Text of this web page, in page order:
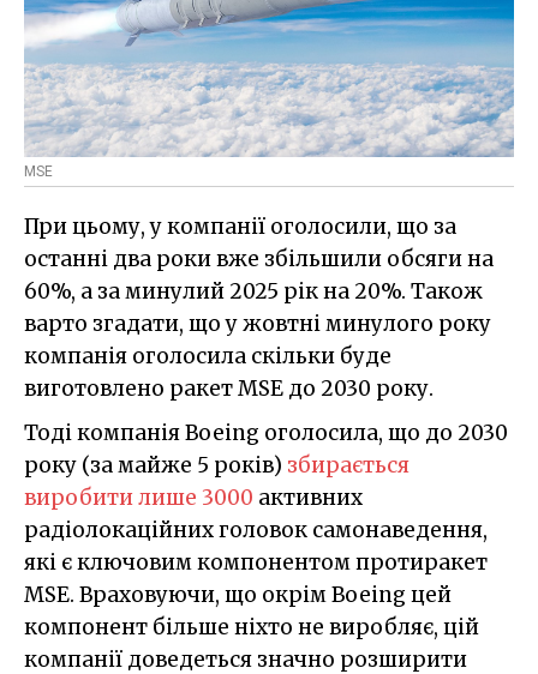
MSE
При цьому, у компанії оголосили, що за
останні два роки вже збільшили обсяги на
60%, а за минулий 2025 рік на 20%. Також
варто згадати, що у жовтні минулого року
компанія оголосила скільки буде
виготовлено ракет MSE до 2030 року.
Тоді компанія Boeing оголосила, що до 2030
року (за майже 5 років) збирається
виробити лише 3000 активних
радіолокаційних головок самонаведення,
які є ключовим компонентом протиракет
MSE. Враховуючи, що окрім Boeing цей
компонент більше ніхто не виробляє, цій
компанії доведеться значно розширити